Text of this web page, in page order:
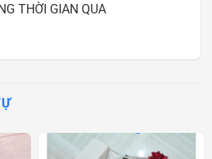
THỜI GIAN QUA